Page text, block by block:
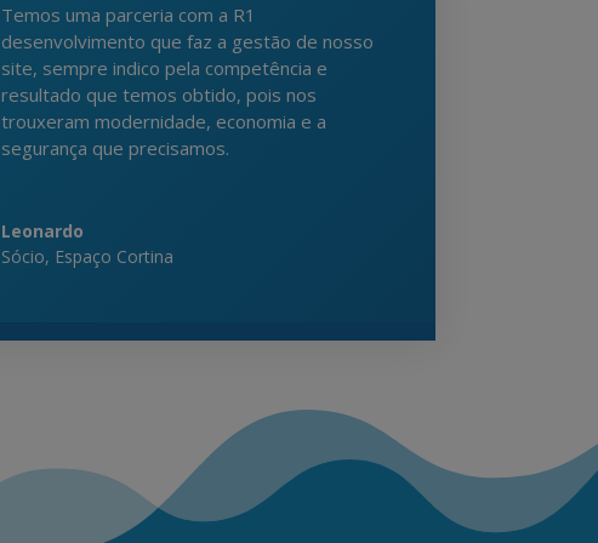
Temos uma parceria com a R1
desenvolvimento que faz a gestão de nosso
site, sempre indico pela competência e
resultado que temos obtido, pois nos
trouxeram modernidade, economia e a
segurança que precisamos.
Leonardo
Sócio, Espaço Cortina